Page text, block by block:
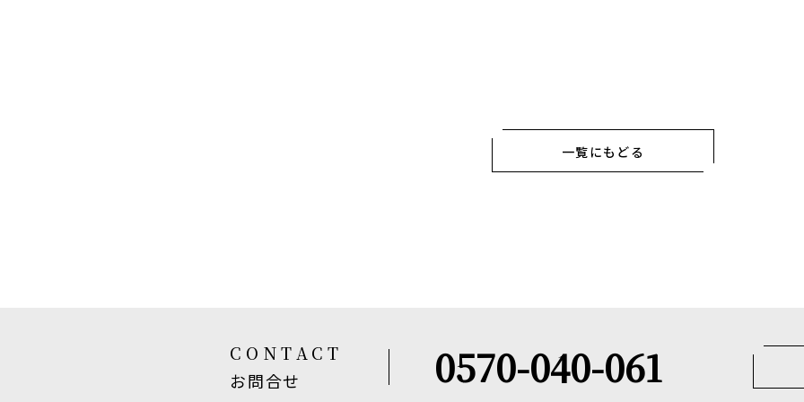
一覧にもどる
CONTACT
お問合せ
0570-040-061